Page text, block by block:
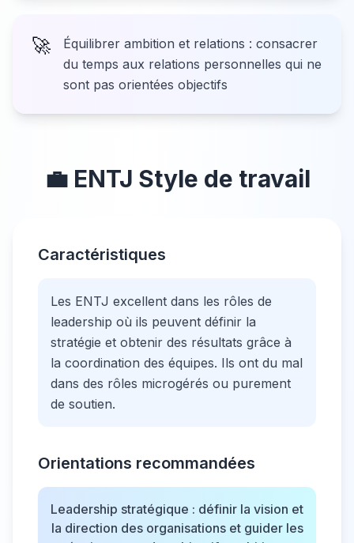
🚀
Équilibrer ambition et relations : consacrer
du temps aux relations personnelles qui ne
sont pas orientées objectifs
💼 ENTJ Style de travail
Caractéristiques
Les ENTJ excellent dans les rôles de
leadership où ils peuvent définir la
stratégie et obtenir des résultats grâce à
la coordination des équipes. Ils ont du mal
dans des rôles microgérés ou purement
de soutien.
Orientations recommandées
Leadership stratégique : définir la vision et
la direction des organisations et guider les